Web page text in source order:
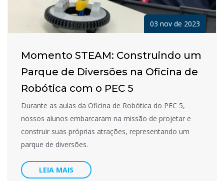
03 nov de 2023
Momento STEAM: Construindo um
Parque de Diversões na Oficina de
Robótica com o PEC 5
Durante as aulas da Oficina de Robótica do PEC 5,
nossos alunos embarcaram na missão de projetar e
construir suas próprias atrações, representando um
parque de diversões.
LEIA MAIS